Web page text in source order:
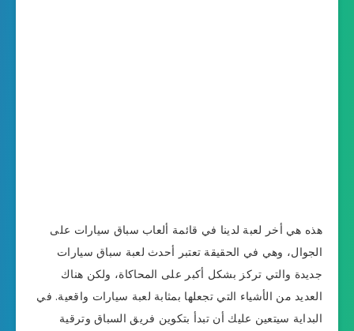
هذه هي أخر لعبة لدينا في قائمة ألعاب سباق سيارات على
الجوال، وهي في الحقيقة تعتبر أحدث لعبة سباق سيارات
جديدة والتي تركز بشكل أكبر على المحاكاة، ولكن هناك
العديد من الأشياء التي تجعلها بمثابة لعبة سيارات واقعية. في
البداية سيتعين عليك أن تبدأ بتكوين فريق السباق وترقية